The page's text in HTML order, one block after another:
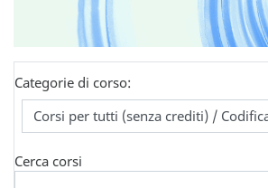
Categorie di corso:
Cerca corsi